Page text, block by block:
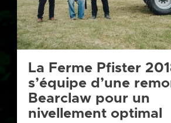
La Ferme Pfister
s’équipe d’une
Bearclaw pour un
nivellement optimal